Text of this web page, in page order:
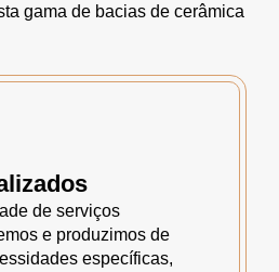
gama de bacias de cerâmica
de serviços
e produzimos de
específicas,